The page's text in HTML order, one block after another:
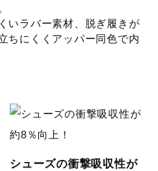
ちら
いラバー素材 、脱ぎ履きが
ちにくくアッパー同色で内
シューズの衝撃吸収性が